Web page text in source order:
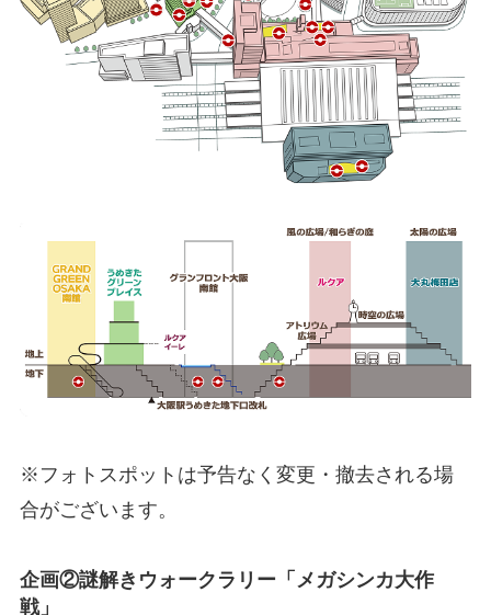
※フォトスポットは予告なく変更・撤去される場
合がございます。
企画②謎解きウォークラリー「メガシンカ大作
戦」